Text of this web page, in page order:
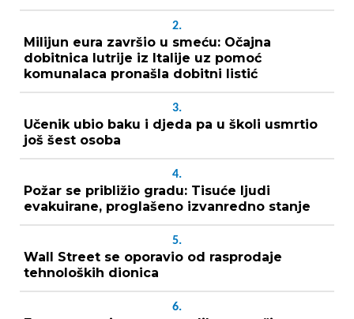
2.
Milijun eura završio u smeću: Očajna
dobitnica lutrije iz Italije uz pomoć
komunalaca pronašla dobitni listić
3.
Učenik ubio baku i djeda pa u školi usmrtio
još šest osoba
4.
Požar se približio gradu: Tisuće ljudi
evakuirane, proglašeno izvanredno stanje
5.
Wall Street se oporavio od rasprodaje
tehnoloških dionica
6.